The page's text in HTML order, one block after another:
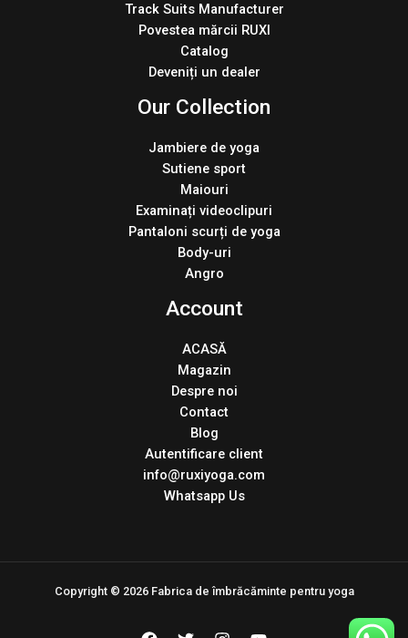
Track Suits Manufacturer
Povestea mărcii RUXI
Catalog
Deveniți un dealer
Our Collection
Jambiere de yoga
Sutiene sport
Maiouri
Examinați videoclipuri
Pantaloni scurți de yoga
Body-uri
Angro
Account
ACASĂ
Magazin
Despre noi
Contact
Blog
Autentificare client
info@ruxiyoga.com
Whatsapp Us
Copyright © 2026 Fabrica de îmbrăcăminte pentru yoga